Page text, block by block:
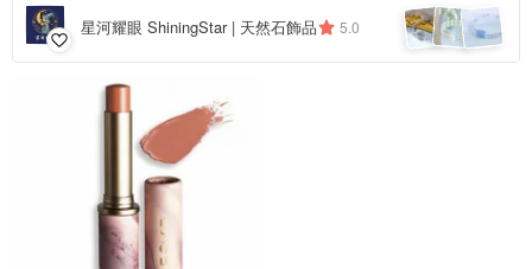
星河耀眼 ShiningStar | 天然石飾品 5.0